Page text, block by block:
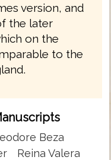
version, and
the later
on the
to the
Beza
Reina Valera